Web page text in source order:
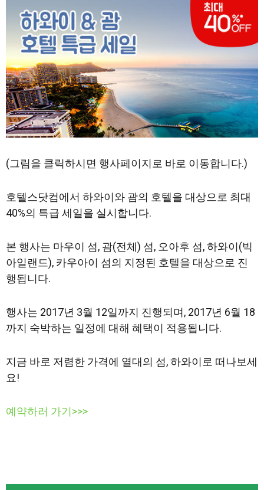
(그림을 클릭하시면 행사페이지로 바로 이동합니다.)
호텔스닷컴에서 하와이와 괌의 호텔을 대상으로 최대
40%의 특급 세일을 실시합니다.
본 행사는 마우이 섬, 괌(전체) 섬, 오아후 섬, 하와이(빅
아일랜드), 카우아이 섬의 지정된 호텔을 대상으로 진
행됩니다.
행사는 2017년 3월 12일까지 진행되며, 2017년 6월 18
까지 숙박하는 일정에 대해 혜택이 적용됩니다.
지금 바로 저렴한 가격에 열대의 섬, 하와이로 떠나보세
요!
예약하러 가기>>>